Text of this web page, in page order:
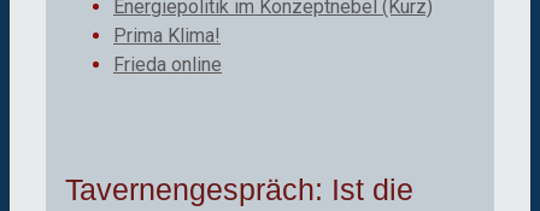
Energiepolitik im Konzeptnebel (Kurz)
Prima Klima!
Frieda online
Tavernengespräch: Ist die